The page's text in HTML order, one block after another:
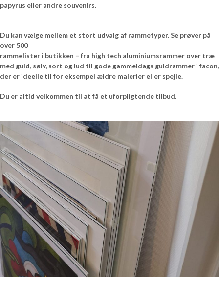
papyrus eller andre souvenirs.
Du kan vælge mellem et stort udvalg af rammetyper. Se prøver på
over 500
rammelister i butikken – fra high tech aluminiumsrammer over træ
med guld, sølv, sort og lud til gode gammeldags guldrammer i facon,
der er ideelle til for eksempel ældre malerier eller spejle.
Du er altid velkommen til at få et uforpligtende tilbud.